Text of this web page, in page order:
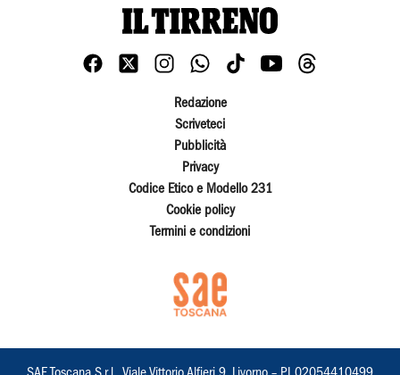
Redazione
Scriveteci
Pubblicità
Privacy
Codice Etico e Modello 231
Cookie policy
Termini e condizioni